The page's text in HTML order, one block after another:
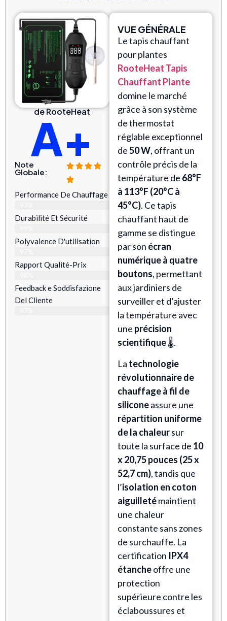
de RooteHeat
A+
Note
Globale:
Performance De Chauffage
Durabilité Et Sécurité
Polyvalence D'utilisation
Rapport Qualité-Prix
Feedback e Soddisfazione
Del Cliente
VUE GÉNÉRALE
Le tapis chauffant
pour plantes
RooteHeat Tapis
Chauffant Plante
domine le marché
grâce à son système
de thermostat
réglable exceptionnel
de50 W, offrant un
contrôle précis de la
température de 68°F
à 113°F (20°C à
45°C). Ce tapis
chauffant haut de
gamme se distingue
par son écran
numérique à quatre
boutons, permettant
aux jardiniers de
surveiller et d’ajuster
la température avec
une précision
scientifique🌡️.
La technologie
révolutionnaire de
chauffage à fil de
siliconeassure une
répartition uniforme
de la chaleursur
toute la surface de 10
x 20,75 pouces (25 x
52,7 cm), tandis que
l’isolation en coton
aiguilletémaintient
une chaleur
constante sans zones
de surchauffe. La
certification IPX4
étancheoffre une
protection
supérieure contre les
éclaboussures et